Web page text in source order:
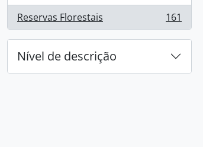
Reservas Florestais
, 161 resultados 161
Nível de descrição